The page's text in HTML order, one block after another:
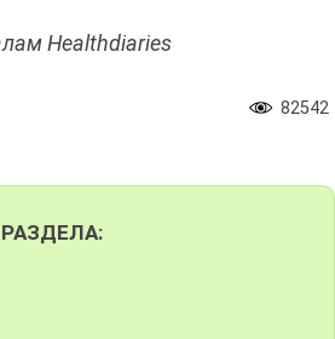
Healthdiaries
82542